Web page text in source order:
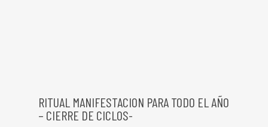
RITUAL MANIFESTACION PARA TODO EL AÑO
– CIERRE DE CICLOS-